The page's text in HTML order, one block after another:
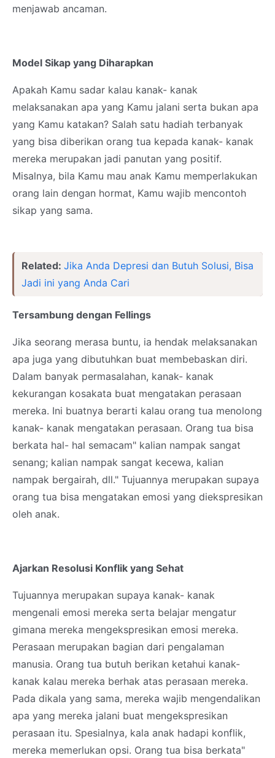
menjawab ancaman.
Model Sikap yang Diharapkan
Apakah Kamu sadar kalau kanak- kanak
melaksanakan apa yang Kamu jalani serta bukan apa
yang Kamu katakan? Salah satu hadiah terbanyak
yang bisa diberikan orang tua kepada kanak- kanak
mereka merupakan jadi panutan yang positif.
Misalnya, bila Kamu mau anak Kamu memperlakukan
orang lain dengan hormat, Kamu wajib mencontoh
sikap yang sama.
Related: Jika Anda Depresi dan Butuh Solusi, Bisa
Jadi ini yang Anda Cari
Tersambung dengan Fellings
Jika seorang merasa buntu, ia hendak melaksanakan
apa juga yang dibutuhkan buat membebaskan diri.
Dalam banyak permasalahan, kanak- kanak
kekurangan kosakata buat mengatakan perasaan
mereka. Ini buatnya berarti kalau orang tua menolong
kanak- kanak mengatakan perasaan. Orang tua bisa
berkata hal- hal semacam" kalian nampak sangat
senang; kalian nampak sangat kecewa, kalian
nampak bergairah, dll." Tujuannya merupakan supaya
orang tua bisa mengatakan emosi yang diekspresikan
oleh anak.
Ajarkan Resolusi Konflik yang Sehat
Tujuannya merupakan supaya kanak- kanak
mengenali emosi mereka serta belajar mengatur
gimana mereka mengekspresikan emosi mereka.
Perasaan merupakan bagian dari pengalaman
manusia. Orang tua butuh berikan ketahui kanak-
kanak kalau mereka berhak atas perasaan mereka.
Pada dikala yang sama, mereka wajib mengendalikan
apa yang mereka jalani buat mengekspresikan
perasaan itu. Spesialnya, kala anak hadapi konflik,
mereka memerlukan opsi. Orang tua bisa berkata"